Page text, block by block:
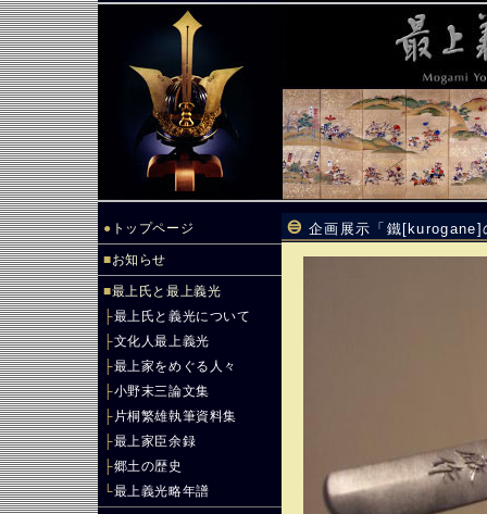
● トップページ
■お知らせ
■最上氏と最上義光
├最上氏と義光について
├文化人最上義光
├最上家をめぐる人々
├小野末三論文集
├ 片桐繁雄執筆資料集
├最上家臣余録
├郷土の歴史
└最上義光略年譜
企画展示「鐵